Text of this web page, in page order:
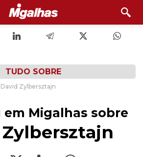
TUDO SOBRE
Zylbersztajn
em Migalhas sobre